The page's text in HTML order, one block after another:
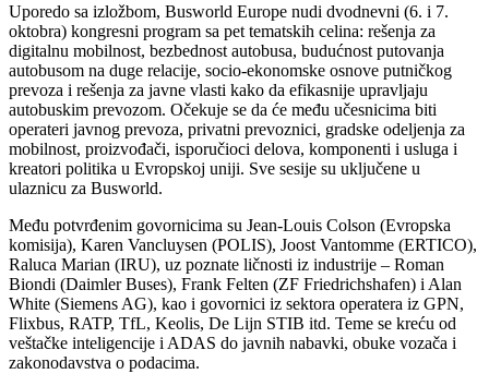
Uporedo sa izložbom, Busworld Europe nudi dvodnevni (6. i 7.
oktobra) kongresni program sa pet tematskih celina: rešenja za
digitalnu mobilnost, bezbednost autobusa, budućnost putovanja
autobusom na duge relacije, socio-ekonomske osnove putničkog
prevoza i rešenja za javne vlasti kako da efikasnije upravljaju
autobuskim prevozom. Očekuje se da će među učesnicima biti
operateri javnog prevoza, privatni prevoznici, gradske odeljenja za
mobilnost, proizvođači, isporučioci delova, komponenti i usluga i
kreatori politika u Evropskoj uniji. Sve sesije su uključene u
ulaznicu za Busworld.
Među potvrđenim govornicima su Jean-Louis Colson (Evropska
komisija), Karen Vancluysen (POLIS), Joost Vantomme (ERTICO),
Raluca Marian (IRU), uz poznate ličnosti iz industrije – Roman
Biondi (Daimler Buses), Frank Felten (ZF Friedrichshafen) i Alan
White (Siemens AG), kao i govornici iz sektora operatera iz GPN,
Flixbus, RATP, TfL, Keolis, De Lijn STIB itd. Teme se kreću od
veštačke inteligencije i ADAS do javnih nabavki, obuke vozača i
zakonodavstva o podacima.